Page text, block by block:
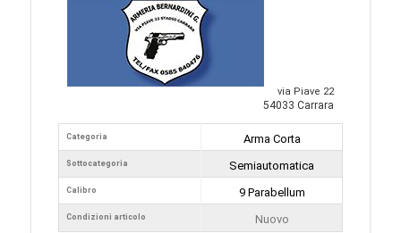
via Piave 22
54033 Carrara
Categoria
Sottocategoria
Calibro
Condizioni articolo
Arma Corta
Semiautomatica
9 Parabellum
Nuovo